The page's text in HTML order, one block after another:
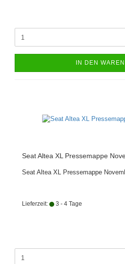
IN DEN
Seat Altea XL Pressemappe
Seat Altea XL Pressemappe
Lieferzeit: 3 - 4 Tage